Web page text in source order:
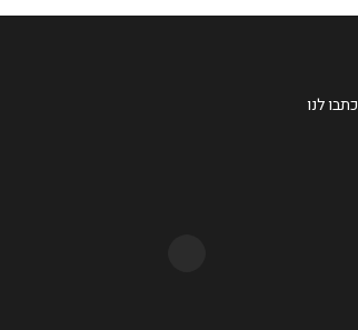
כתבו לנו